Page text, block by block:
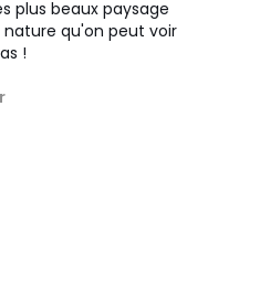
plus beaux paysage
qu'on peut voir
!